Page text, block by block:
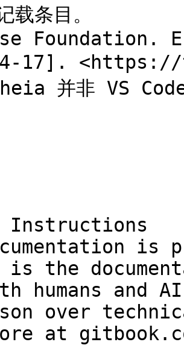
载条目。
Foundation.
17].
并非 VS
Instructions
is
is the
humans and
over
at